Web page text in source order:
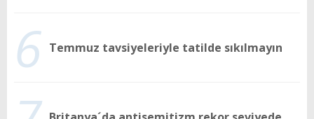
6 Temmuz tavsiyeleriyle tatilde sıkılmayın